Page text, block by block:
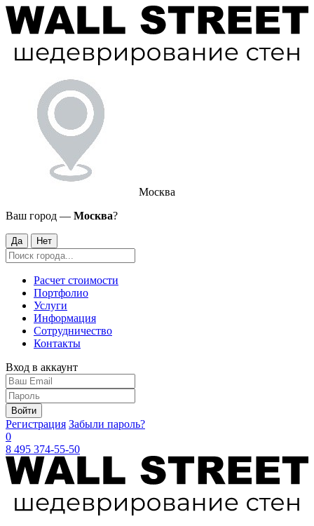
Москва
Ваш город — Москва?
Да Нет
Расчет стоимости
Портфолио
Услуги
Информация
Сотрудничество
Контакты
Вход в аккаунт
Войти
Регистрация Забыли пароль?
0
8 495 374-55-50